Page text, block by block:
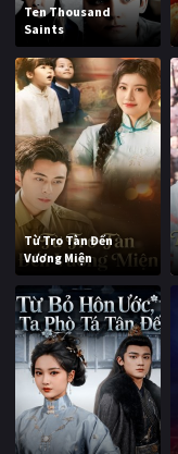
Ten Thousand
Saints
Từ Tro Tàn Đến
Vương Miện